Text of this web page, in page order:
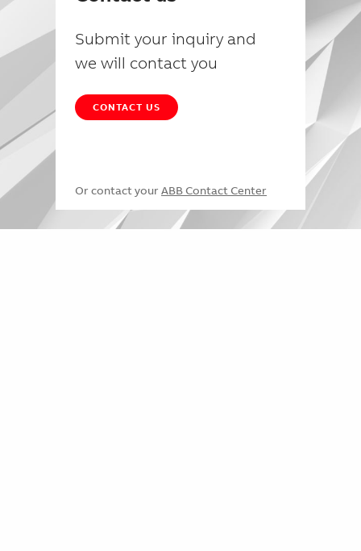
Submit your inquiry and
we will contact you
CONTACT US
Or contact your ABB Contact Center